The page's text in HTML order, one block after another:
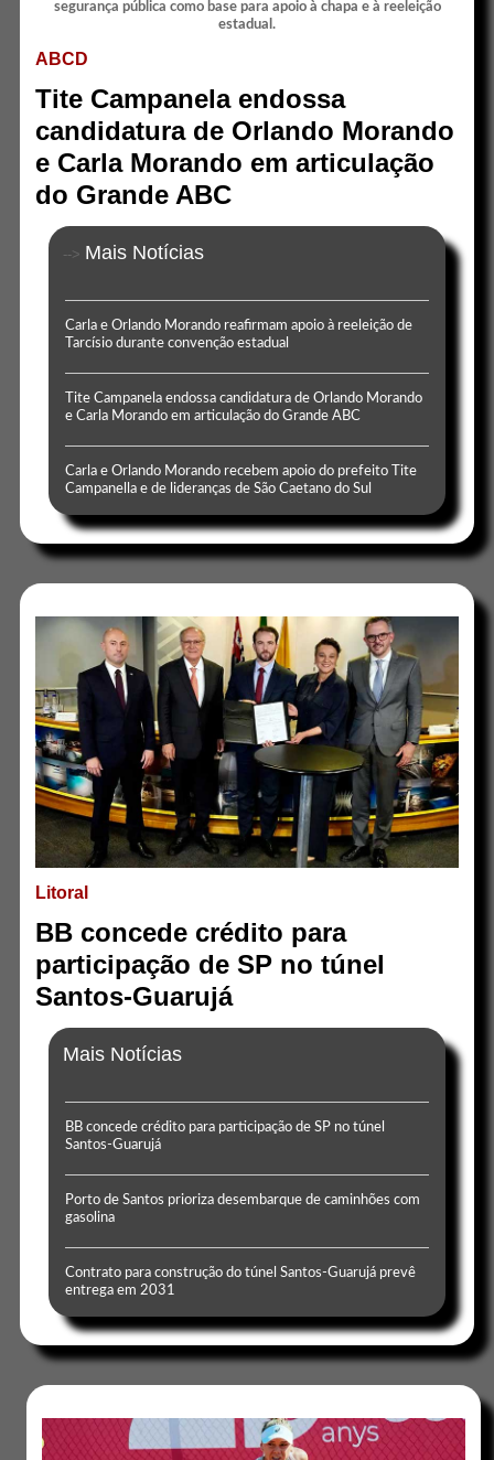
ABCD
Tite Campanela endossa
candidatura de Orlando Morando
e Carla Morando em articulação
do Grande ABC
--> Mais Notícias
Carla e Orlando Morando reafirmam apoio à reeleição de
Tarcísio durante convenção estadual
Tite Campanela endossa candidatura de Orlando Morando
e Carla Morando em articulação do Grande ABC
Carla e Orlando Morando recebem apoio do prefeito Tite
Campanella e de lideranças de São Caetano do Sul
Litoral
BB concede crédito para
participação de SP no túnel
Santos-Guarujá
Mais Notícias
BB concede crédito para participação de SP no túnel
Santos-Guarujá
Porto de Santos prioriza desembarque de caminhões com
gasolina
Contrato para construção do túnel Santos-Guarujá prevê
entrega em 2031